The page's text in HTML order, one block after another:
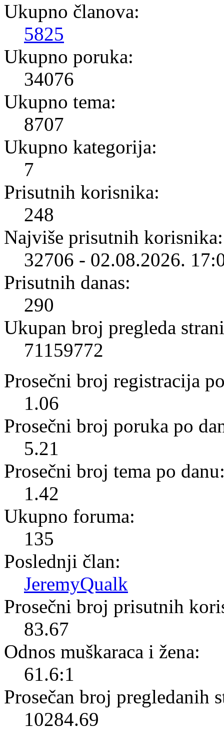
Ukupno članova:
5825
Ukupno poruka:
34076
Ukupno tema:
8707
Ukupno kategorija:
7
Prisutnih korisnika:
248
Najviše prisutnih korisnika:
32706 - 02.08.2026.
Prisutnih danas:
290
Ukupan broj pregleda
71159772
Prosečni broj registracija
1.06
Prosečni broj poruka po
5.21
Prosečni broj tema po
1.42
Ukupno foruma:
135
Poslednji član:
JeremyQualk
Prosečni broj prisutnih
83.67
Odnos muškaraca i žena:
61.6:1
Prosečan broj pregledanih
10284.69